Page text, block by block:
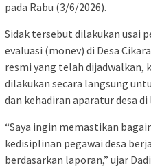
pada Rabu (3/6/2026).
Sidak tersebut dilakukan usai
evaluasi (monev) di Desa
resmi yang telah dijadwalkan,
dilakukan secara langsung
dan kehadiran aparatur desa di
“Saya ingin memastikan
kedisiplinan pegawai desa
berdasarkan laporan,” ujar